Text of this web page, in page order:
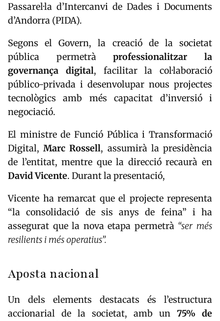
Passarel·la d’Intercanvi de Dades i Documents
d’Andorra (PIDA).
Segons el Govern, la creació de la societat
pública permetràprofessionalitzar la
governança digital, facilitar la col·laboració
público-privada i desenvolupar nous projectes
tecnològics amb més capacitat d’inversió i
negociació.
El ministre de Funció Pública i Transformació
Digital,Marc Rossell, assumirà la presidència
de l’entitat, mentre que la direcció recaurà en
David Vicente. Durant la presentació,
Vicente ha remarcat que el projecte representa
“la consolidació de sis anys de feina” i ha
assegurat que la nova etapa permetrà “ser més
resilients i més operatius”.
Aposta nacional
Un dels elements destacats és l’estructura
accionarial de la societat, amb un 75% de